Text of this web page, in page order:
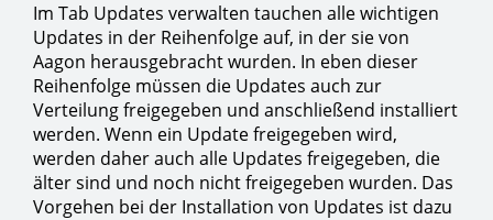
Im Tab Updates verwalten tauchen alle wichtigen
Updates in der Reihenfolge auf, in der sie von
Aagon herausgebracht wurden. In eben dieser
Reihenfolge müssen die Updates auch zur
Verteilung freigegeben und anschließend installiert
werden. Wenn ein Update freigegeben wird,
werden daher auch alle Updates freigegeben, die
älter sind und noch nicht freigegeben wurden. Das
Vorgehen bei der Installation von Updates ist dazu